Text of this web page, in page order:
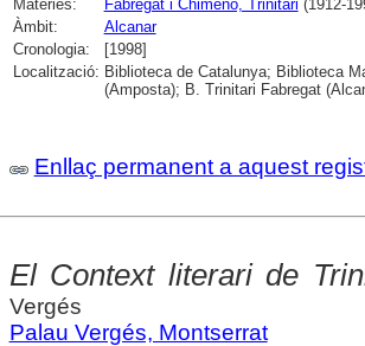
Matèries: Fabregat i Chimeno, Trinitari (1912-
Àmbit:
Alcanar
Cronologia:
[1998]
Localització: Biblioteca de Catalunya; Biblioteca
(Amposta); B. Trinitari Fabregat
Enllaç permanent a aquest
El Context literari de
Vergés
Palau Vergés, Montserrat